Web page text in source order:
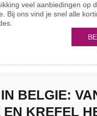
veel aanbiedingen op
Bij ons vind je snel alle
BELGIE:
EN KREFEL